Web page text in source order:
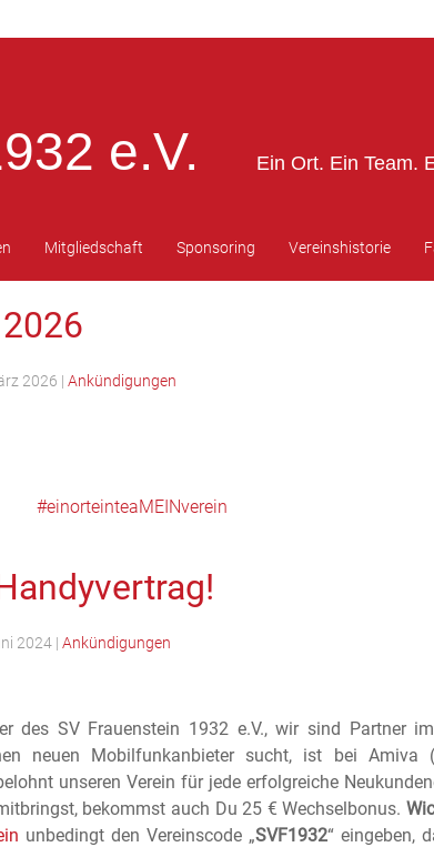
e.V. Ein Ort. Ein Team.
Mitgliedschaft Sponsoring Vereinshistorie
2026 | Ankündigungen
#einorteinteaMEINverein
2024 | Ankündigungen
des SV Frauenstein 1932 e.V., wir sind Partner
neuen Mobilfunkanbieter sucht, ist bei Amiva
unseren Verein für jede erfolgreiche
bekommst auch Du 25 € Wechselbonus.
unbedingt den Vereinscode „SVF1932“ eingeben,